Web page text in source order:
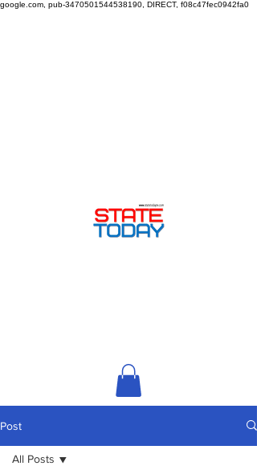
google.com, pub-3470501544538190, DIRECT, f08c47fec0942fa0
Post
All Posts